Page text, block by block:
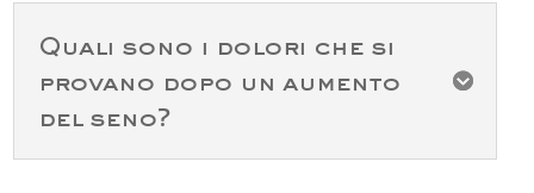

Quali sono i dolori che si
provano dopo un aumento
del seno?